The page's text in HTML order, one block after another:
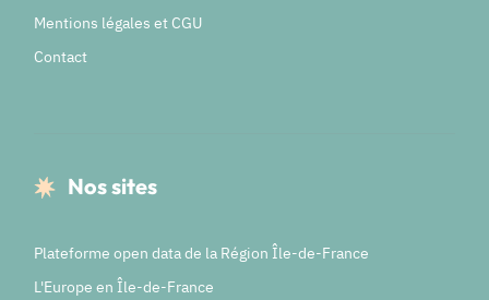
Mentions légales et CGU
Contact
Nos sites
Plateforme open data de la Région Île-de-France
L'Europe en Île-de-France